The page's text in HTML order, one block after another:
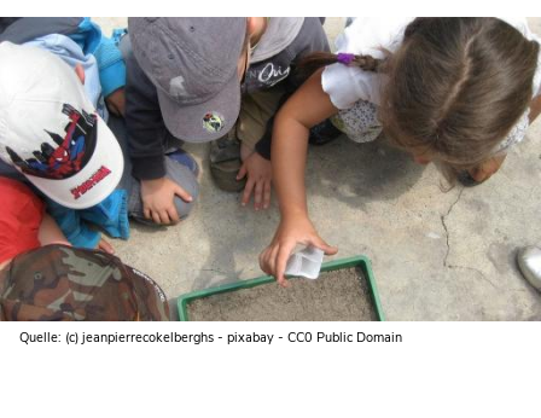
Quelle: (c) jeanpierrecokelberghs - pixabay - CC0 Public Domain